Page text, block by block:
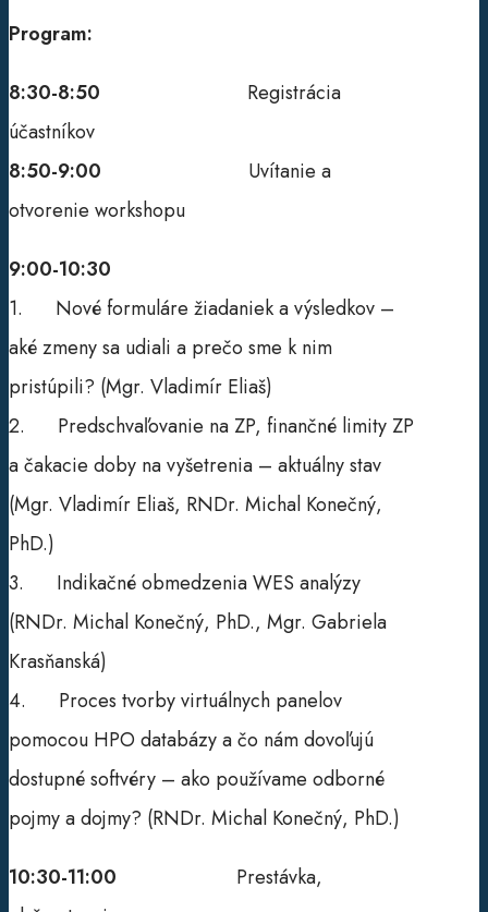
Program:
8:30-8:50 Registrácia
účastníkov
8:50-9:00 Uvítanie a
otvorenie workshopu
9:00-10:30
1. Nové formuláre žiadaniek a výsledkov –
aké zmeny sa udiali a prečo sme k nim
pristúpili? (Mgr. Vladimír Eliaš)
2. Predschvaľovanie na ZP, finančné limity ZP
a čakacie doby na vyšetrenia – aktuálny stav
(Mgr. Vladimír Eliaš, RNDr. Michal Konečný,
PhD.)
3. Indikačné obmedzenia WES analýzy
(RNDr. Michal Konečný, PhD., Mgr. Gabriela
Krasňanská)
4. Proces tvorby virtuálnych panelov
pomocou HPO databázy a čo nám dovoľujú
dostupné softvéry – ako používame odborné
pojmy a dojmy? (RNDr. Michal Konečný, PhD.)
10:30-11:00 Prestávka,